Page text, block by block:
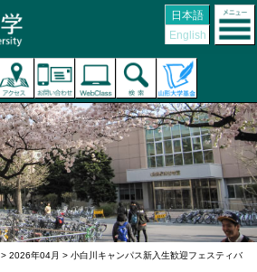
日本語
English
> 2026年04月 > 小白川キャンパス新入生歓迎フェスティバ